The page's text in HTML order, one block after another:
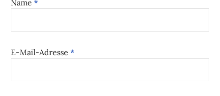
Name*
E-Mail-Adresse*